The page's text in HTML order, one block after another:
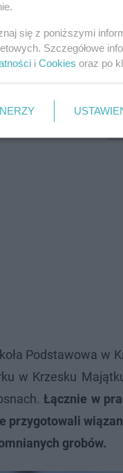
Podstawowa w
w Krzesku
Łącznie w
grobów.
się z poniższymi
Szczegółowe
i Cookies oraz po